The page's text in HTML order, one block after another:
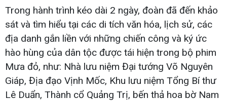
Trong hành trình kéo dài 2 ngày, đoàn đã đến khảo
sát và tìm hiểu tại các di tích văn hóa, lịch sử, các
địa danh gắn liền với những chiến công và ký ức
hào hùng của dân tộc được tái hiện trong bộ phim
Mưa đỏ, như: Nhà lưu niệm Đại tướng Võ Nguyên
Giáp, Địa đạo Vịnh Mốc, Khu lưu niệm Tổng Bí thư
Lê Duẩn, Thành cổ Quảng Trị, bến thả hoa bờ Nam